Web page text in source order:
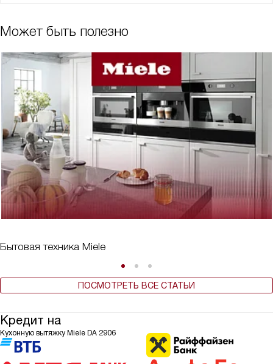
Может быть полезно
Бытовая техника Miele
ПОСМОТРЕТЬ ВСЕ СТАТЬИ
Кредит на
Кухонную вытяжку Miele DA 2906